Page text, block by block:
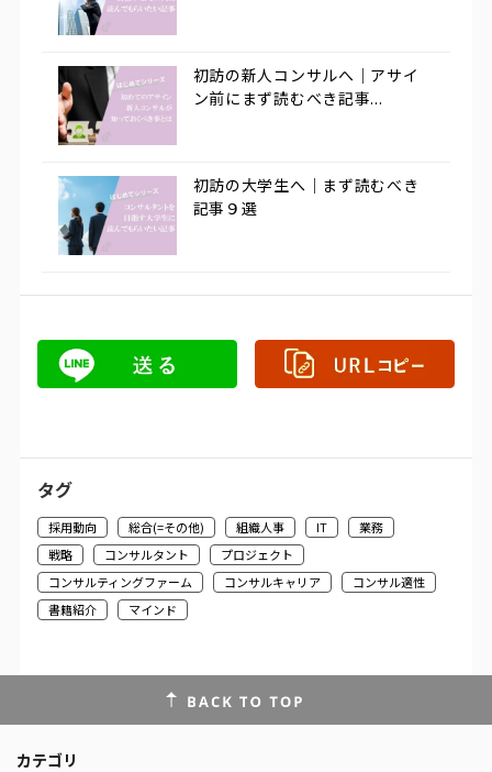
初訪の新人コンサルへ｜アサイ
ン前にまず読むべき記事...
初訪の大学生へ｜まず読むべき
記事９選
タグ
採用動向 総合(=その他) 組織人事 IT
業務
戦略
コンサルタント
プロジェクト
コンサルティングファーム
コンサルキャリア
コンサル適性
書籍紹介
マインド
カテゴリ